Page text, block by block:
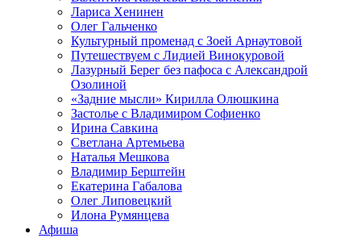
Лариса Хенинен
Олег Гальченко
Культурный променад с Зоей Арнаутовой
Путешествуем с Лидией Винокуровой
Лазурный Берег без пафоса с Александрой
Озолиной
«Задние мысли» Кирилла Олюшкина
Застолье с Владимиром Софиенко
Ирина Савкина
Светлана Артемьева
Наталья Мешкова
Владимир Берштейн
Екатерина Габалова
Олег Липовецкий
Илона Румянцева
Афиша